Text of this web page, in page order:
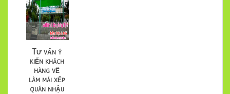
Tư vấn ý
kiến khách
hàng về
làm mái xếp
quán nhậu